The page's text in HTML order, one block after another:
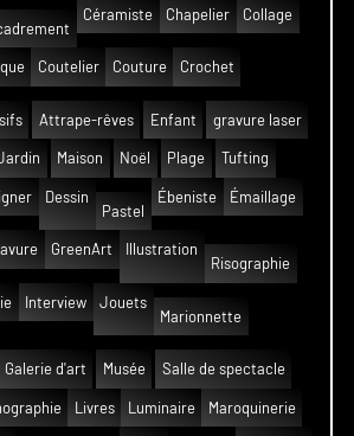
Céramiste Chapelier Collage
Coutelier Couture Crochet
Attrape-rêves Enfant gravure laser
Maison Noël Plage Tufting
Dessin
Pastel
Ébeniste Émaillage
GreenArt
Illustration
Risographie
Interview
Jouets
Marionnette
Galerie d'art
Musée Salle de spectacle
Livres Luminaire Maroquinerie